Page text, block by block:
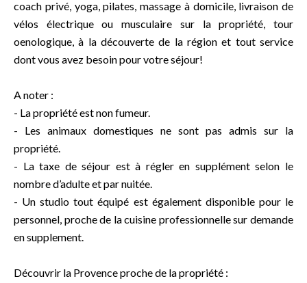
coach privé, yoga, pilates, massage à domicile, livraison de
vélos électrique ou musculaire sur la propriété, tour
oenologique, à la découverte de la région et tout service
dont vous avez besoin pour votre séjour!
A noter :
- La propriété est non fumeur.
- Les animaux domestiques ne sont pas admis sur la
propriété.
- La taxe de séjour est à régler en supplément selon le
nombre d’adulte et par nuitée.
- Un studio tout équipé est également disponible pour le
personnel, proche de la cuisine professionnelle sur demande
en supplement.
Découvrir la Provence proche de la propriété :